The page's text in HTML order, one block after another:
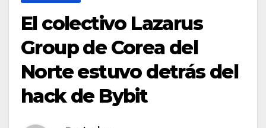
El colectivo Lazarus
Group de Corea del
Norte estuvo detrás del
hack de Bybit